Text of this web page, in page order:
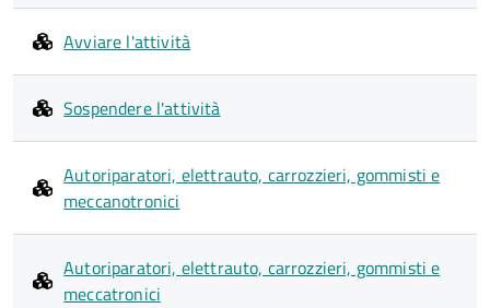
Avviare l'attività
Sospendere l'attività
Autoriparatori, elettrauto, carrozzieri, gommisti e
meccanotronici
Autoriparatori, elettrauto, carrozzieri, gommisti e
meccatronici